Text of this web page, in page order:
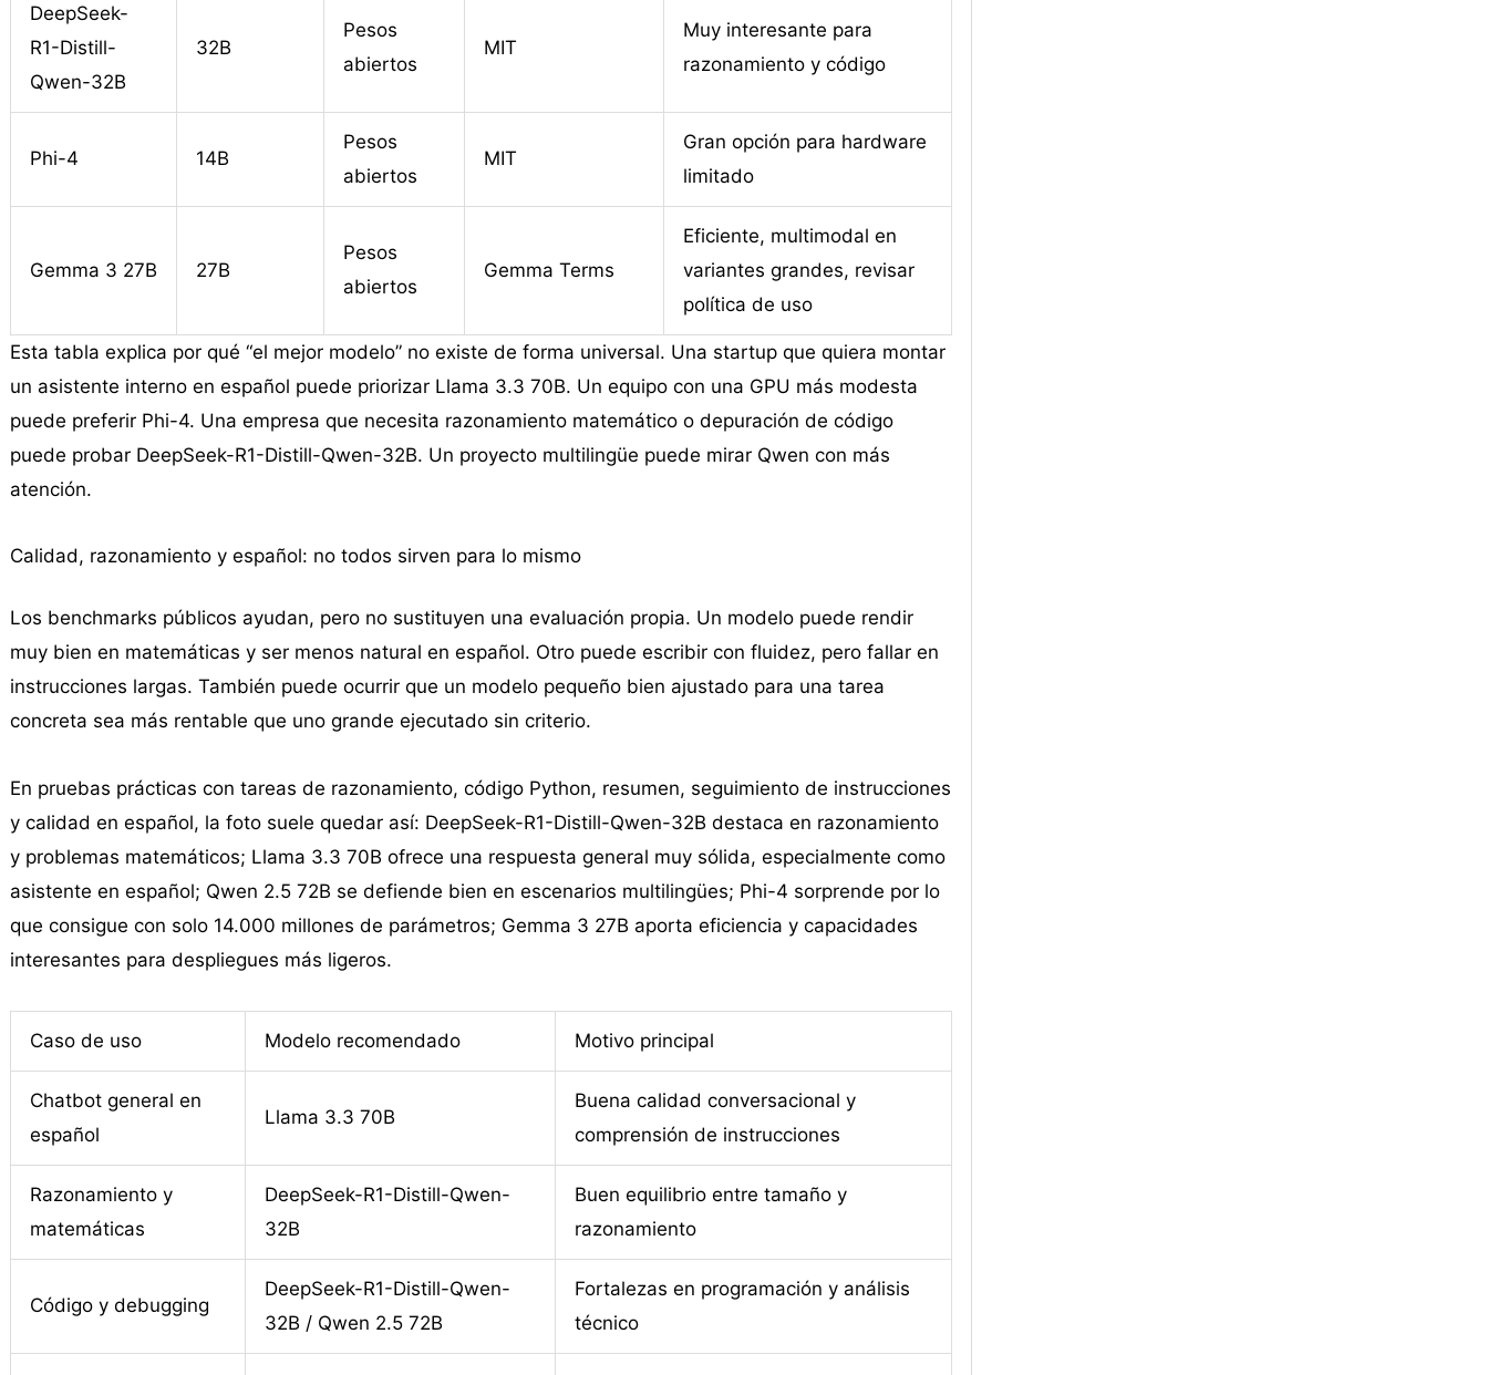
DeepSeek-
R1-Distill-
Qwen-32B
32B
Pesos
abiertos
MIT
Muy interesante para
razonamiento y código
Phi-4 14B
Pesos
abiertos
MIT
Gran opción para hardware
limitado
Gemma 3 27B 27B
Pesos
abiertos
Gemma Terms
Eficiente, multimodal en
variantes grandes, revisar
política de uso
Esta tabla explica por qué “el mejor modelo” no existe de forma universal. Una startup que quiera montar
un asistente interno en español puede priorizar Llama 3.3 70B. Un equipo con una GPU más modesta
puede preferir Phi-4. Una empresa que necesita razonamiento matemático o depuración de código
puede probar DeepSeek-R1-Distill-Qwen-32B. Un proyecto multilingüe puede mirar Qwen con más
atención.
Calidad, razonamiento y español: no todos sirven para lo mismo
Los benchmarks públicos ayudan, pero no sustituyen una evaluación propia. Un modelo puede rendir
muy bien en matemáticas y ser menos natural en español. Otro puede escribir con fluidez, pero fallar en
instrucciones largas. También puede ocurrir que un modelo pequeño bien ajustado para una tarea
concreta sea más rentable que uno grande ejecutado sin criterio.
En pruebas prácticas con tareas de razonamiento, código Python, resumen, seguimiento de instrucciones
y calidad en español, la foto suele quedar así: DeepSeek-R1-Distill-Qwen-32B destaca en razonamiento
y problemas matemáticos; Llama 3.3 70B ofrece una respuesta general muy sólida, especialmente como
asistente en español; Qwen 2.5 72B se defiende bien en escenarios multilingües; Phi-4 sorprende por lo
que consigue con solo 14.000 millones de parámetros; Gemma 3 27B aporta eficiencia y capacidades
interesantes para despliegues más ligeros.
Caso de uso Modelo recomendado Motivo principal
Chatbot general en
español
Llama 3.3 70B
Buena calidad conversacional y
comprensión de instrucciones
Razonamiento y
matemáticas
DeepSeek-R1-Distill-Qwen-
32B
Buen equilibrio entre tamaño y
razonamiento
Código y debugging
DeepSeek-R1-Distill-Qwen-
32B / Qwen 2.5 72B
Fortalezas en programación y análisis
técnico